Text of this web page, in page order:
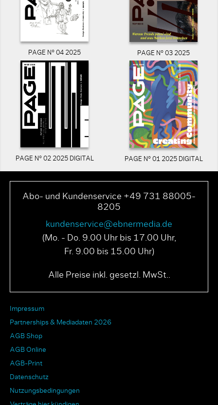
PAGE N° 04 2025 PAGE N° 03 2025
PAGE N° 02 2025 DIGITAL PAGE N° 01 2025 DIGITAL
Abo- und Kundenservice +49 731 88005-
8205
kundenservice@ebnermedia.de
(Mo. - Do. 9.00 Uhr bis 17.00 Uhr,
Fr. 9.00 bis 15.00 Uhr)
Alle Preise inkl. gesetzl. MwSt..
Impressum
Partnerships & Mediadaten 2026
AGB Shop
AGB Online
AGB-Print
Datenschutz
Nutzungsbedingungen